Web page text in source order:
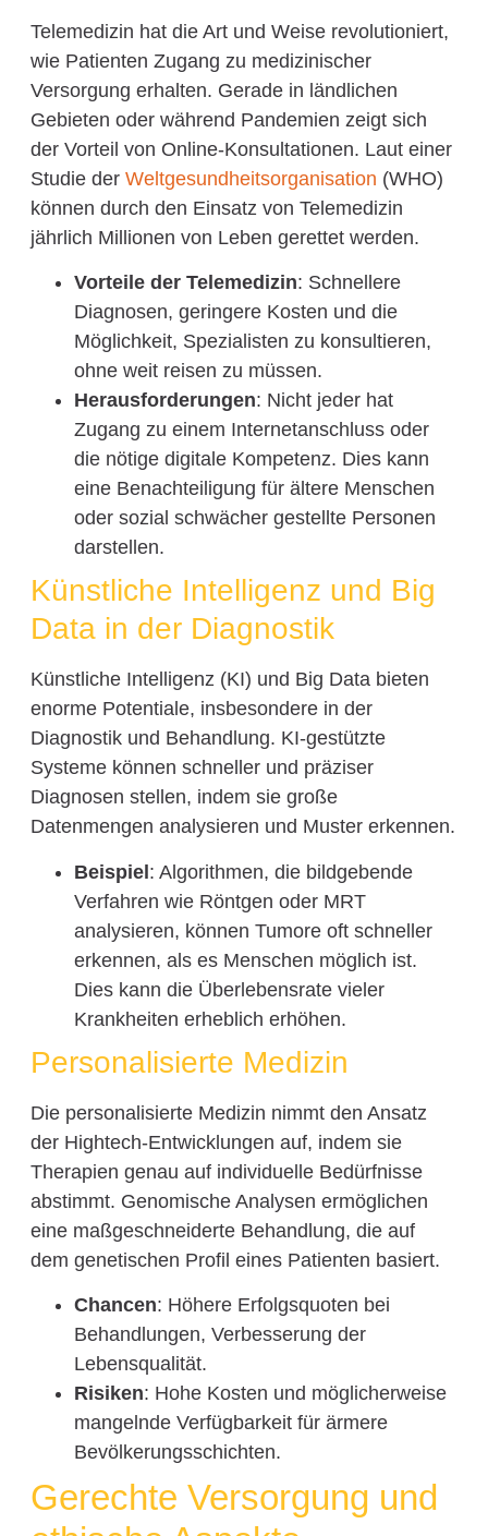
Telemedizin hat die Art und Weise revolutioniert,
wie Patienten Zugang zu medizinischer
Versorgung erhalten. Gerade in ländlichen
Gebieten oder während Pandemien zeigt sich
der Vorteil von Online-Konsultationen. Laut einer
Studie der Weltgesundheitsorganisation (WHO)
können durch den Einsatz von Telemedizin
jährlich Millionen von Leben gerettet werden.
Vorteile der Telemedizin: Schnellere
Diagnosen, geringere Kosten und die
Möglichkeit, Spezialisten zu konsultieren,
ohne weit reisen zu müssen.
Herausforderungen: Nicht jeder hat
Zugang zu einem Internetanschluss oder
die nötige digitale Kompetenz. Dies kann
eine Benachteiligung für ältere Menschen
oder sozial schwächer gestellte Personen
darstellen.
Künstliche Intelligenz und Big
Data in der Diagnostik
Künstliche Intelligenz (KI) und Big Data bieten
enorme Potentiale, insbesondere in der
Diagnostik und Behandlung. KI-gestützte
Systeme können schneller und präziser
Diagnosen stellen, indem sie große
Datenmengen analysieren und Muster erkennen.
Beispiel: Algorithmen, die bildgebende
Verfahren wie Röntgen oder MRT
analysieren, können Tumore oft schneller
erkennen, als es Menschen möglich ist.
Dies kann die Überlebensrate vieler
Krankheiten erheblich erhöhen.
Personalisierte Medizin
Die personalisierte Medizin nimmt den Ansatz
der Hightech-Entwicklungen auf, indem sie
Therapien genau auf individuelle Bedürfnisse
abstimmt. Genomische Analysen ermöglichen
eine maßgeschneiderte Behandlung, die auf
dem genetischen Profil eines Patienten basiert.
Chancen: Höhere Erfolgsquoten bei
Behandlungen, Verbesserung der
Lebensqualität.
Risiken: Hohe Kosten und möglicherweise
mangelnde Verfügbarkeit für ärmere
Bevölkerungsschichten.
Gerechte Versorgung und